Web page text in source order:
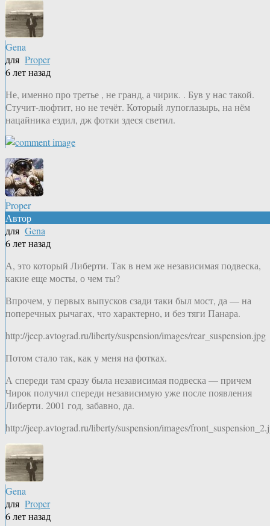
Gena
для Proper
6 лет назад
Не, именно про третье , не гранд, а чирик. . Був у нас такой.
Стучит-люфтит, но не течёт. Который лупоглазырь, на нём
нацайника ездил, дж фотки здеся светил.
Proper
Автор
для Gena
6 лет назад
А, это который Либерти. Так в нем же независимая подвеска,
какие еще мосты, о чем ты?
Впрочем, у первых выпусков сзади таки был мост, да — на
поперечных рычагах, что характерно, и без тяги Панара.
http://jeep.avtograd.ru/liberty/suspension/images/rear_suspension.jpg
Потом стало так, как у меня на фотках.
А спереди там сразу была независимая подвеска — причем
Чирок получил спереди независимую уже после появления
Либерти. 2001 год, забавно, да.
http://jeep.avtograd.ru/liberty/suspension/images/
Gena
для Proper
6 лет назад